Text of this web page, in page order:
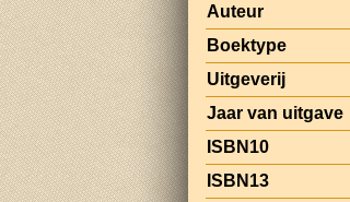
Auteur
Boektype
Uitgeverij
Jaar van uitgave
ISBN10
ISBN13